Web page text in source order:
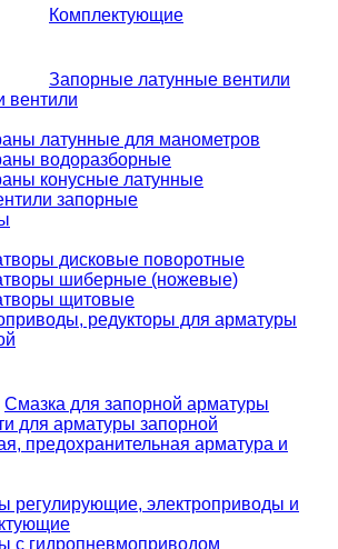
Комплектующие
Запорные латунные вентили
вентили
латунные для манометров
водоразборные
конусные латунные
запорные
дисковые поворотные
шиберные (ножевые)
щитовые
редукторы для арматуры
Смазка для запорной арматуры
для арматуры запорной
предохранительная арматура и
регулирующие, электроприводы и
с гидропневмоприводом